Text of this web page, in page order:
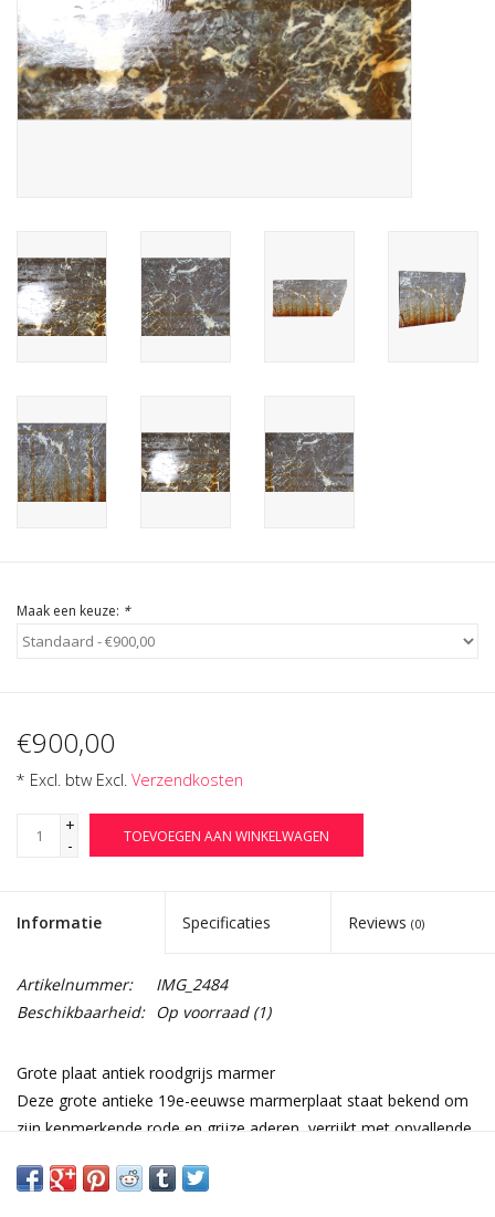
Tevreden Klanten
Antieke Marmers
Cadeau Bonnen
Maak een keuze: *
€900,00
* Excl. btw Excl. Verzendkosten
+
-
TOEVOEGEN AAN WINKELWAGEN
Informatie Specificaties Reviews (0)
Artikelnummer:
IMG_2484
Beschikbaarheid: Op voorraad(1)
Grote plaat antiek roodgrijs marmer
Deze grote antieke 19e-eeuwse marmerplaat staat bekend om
zijn kenmerkende rode en grijze aderen, verrijkt met opvallende
patroon van natuurlijke verwering en een ruwe textuur, wat het